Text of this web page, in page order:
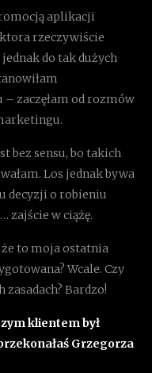
aplikacji
rzeczywiście
do tak dużych
zaczęłam od rozmów
bez sensu, bo takich
Los jednak bywa
decyzji o robieniu
zajście w ciążę.
że to moja ostatnia
Wcale. Czy
zasadach? Bardzo!
klientem był
Grzegorza